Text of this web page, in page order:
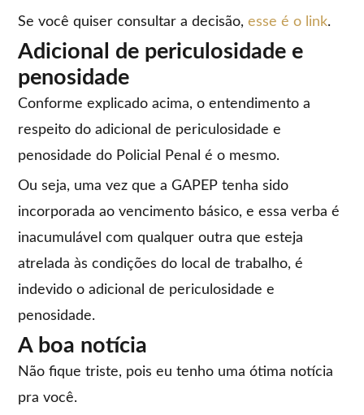
Se você quiser consultar a decisão,esse é o link.
Adicional de periculosidade e
penosidade
Conforme explicado acima, o entendimento a
respeito do adicional de periculosidade e
penosidade do Policial Penal é o mesmo.
Ou seja, uma vez que a GAPEP tenha sido
incorporada ao vencimento básico, e essa verba é
inacumulável com qualquer outra que esteja
atrelada às condições do local de trabalho, é
indevido o adicional de periculosidade e
penosidade.
A boa notícia
Não fique triste, pois eu tenho uma ótima notícia
pra você.